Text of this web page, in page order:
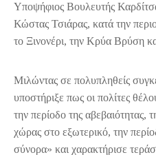
Υποψήφιος Βουλευτής
Κώστας Τσιάρας, κατά την
το Ξινονέρι, την Κρύα Βρύση
Μιλώντας σε πολυπληθείς
υποστήριξε πως οι πολίτες
την περίοδο της αβεβαιότητας,
χώρας στο εξωτερικό, την
σύνορα» και χαρακτήρισε